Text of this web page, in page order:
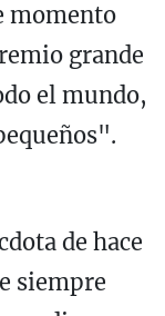
momento
grande
el mundo,
de hace
siempre